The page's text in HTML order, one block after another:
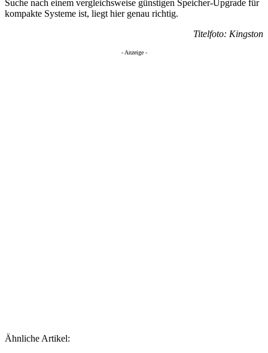
Suche nach einem vergleichsweise günstigen Speicher-Upgrade für
kompakte Systeme ist, liegt hier genau richtig.
Titelfoto: Kingston
- Anzeige -
Ähnliche Artikel: